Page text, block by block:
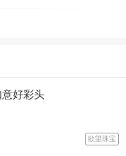
意好彩头
欲望珠宝